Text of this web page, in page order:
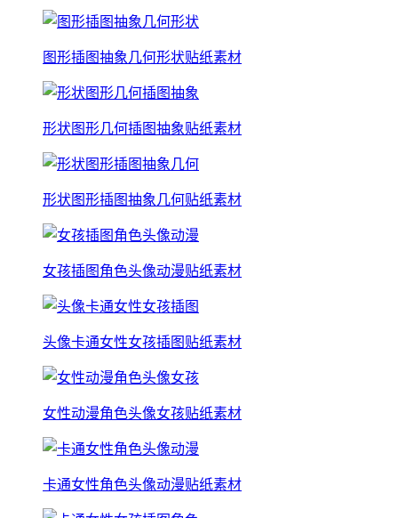
图形插图抽象几何形状贴纸素材
形状图形几何插图抽象贴纸素材
形状图形插图抽象几何贴纸素材
女孩插图角色头像动漫贴纸素材
头像卡通女性女孩插图贴纸素材
女性动漫角色头像女孩贴纸素材
卡通女性角色头像动漫贴纸素材